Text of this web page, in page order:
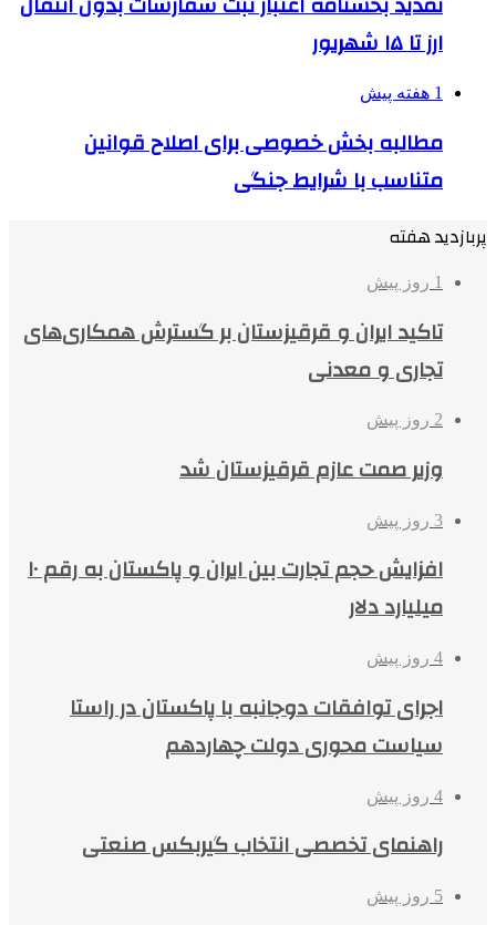
ارز تا ۱۵ شهریور
1 هفته پیش
مطالبه بخش خصوصی برای اصلاح قوانین
متناسب با شرایط جنگی
پربازدید هفته
1 روز پیش
تاکید ایران و قرقیزستان بر گسترش همکاری‌های
تجاری و معدنی
2 روز پیش
وزیر صمت عازم قرقیزستان شد
3 روز پیش
افزایش حجم تجارت بین ایران و پاکستان به رقم ۱۰
میلیارد دلار
4 روز پیش
اجرای توافقات دوجانبه با پاکستان در راستا
سیاست محوری دولت چهاردهم
4 روز پیش
راهنمای تخصصی انتخاب گیربکس صنعتی
5 روز پیش